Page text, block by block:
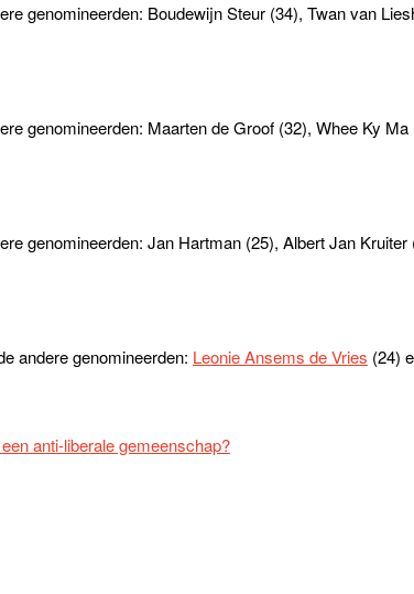
genomineerden: Boudewijn Steur (34), Twan van
genomineerden: Maarten de Groof (32), Whee Ky
genomineerden: Jan Hartman (25), Albert Jan Kruiter
andere genomineerden: Leonie Ansems de Vries (24)
anti-liberale gemeenschap?